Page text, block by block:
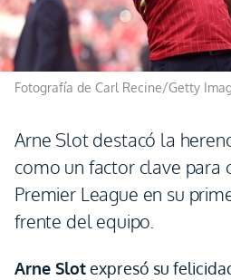
Fotografía de Carl Recine/Getty
Arne Slot destacó la
como un factor clave para
Premier League en su
frente del equipo.
Arne Slotexpresó su